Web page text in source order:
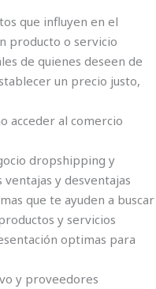
que influyen en el
producto o servicio
de quienes deseen de
un precio justo,
acceder al comercio
dropshipping y
y desventajas
que te ayuden a buscar
y servicios
optimas para
y proveedores